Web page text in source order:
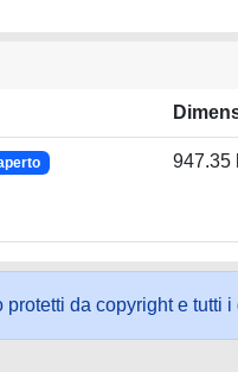
947.35
protetti da copyright e